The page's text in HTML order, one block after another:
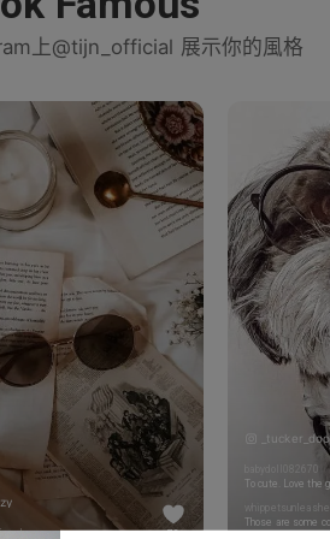
上@tijn_official 展示你的風格
73
To cute. Love
whippetsunleashed
Those are some